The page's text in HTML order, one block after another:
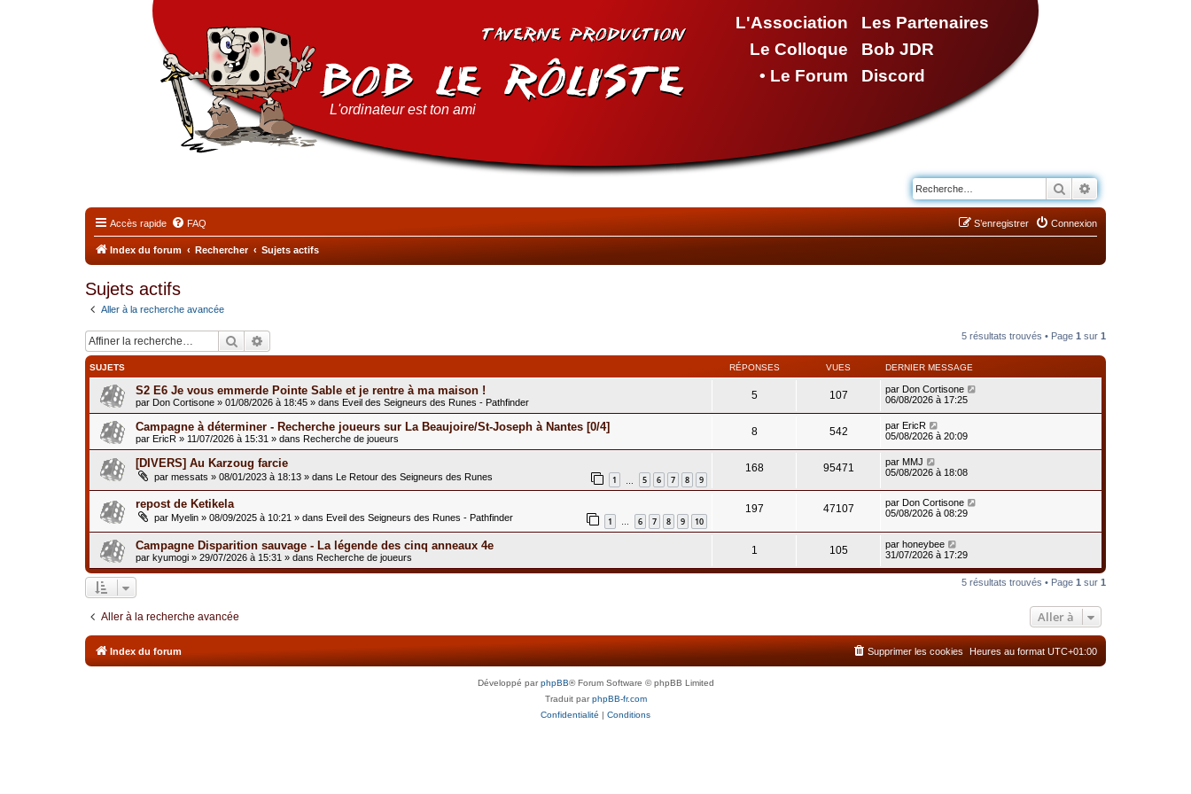
L'Association
Le Colloque
• Le Forum
Les Partenaires
Bob JDR
Discord
L'ordinateur est ton ami
Rechercher
Accès rapide FAQ Connexion
S’enregistrer
Index du forum Rechercher Sujets actifs
Sujets actifs
Aller à la recherche avancée
Rechercher 5 résultats trouvés • Page 1 sur 1
SUJETS RÉPONSES VUES DERNIER MESSAGE
S2 E6 Je vous emmerde Pointe Sable et je rentre à ma maison !
par Don Cortisone » 01/08/2026 à 18:45 » dans Eveil des Seigneurs des Runes - Pathfinder
5 107 par Don Cortisone
06/08/2026 à 17:25
Campagne à déterminer - Recherche joueurs sur La Beaujoire/St-Joseph à Nantes [0/4]
par EricR » 11/07/2026 à 15:31 » dans Recherche de joueurs
8 542 par EricR
05/08/2026 à 20:09
[DIVERS] Au Karzoug farcie
par messats » 08/01/2023 à 18:13 » dans Le Retour des Seigneurs des Runes 1 5 6 7 8 9
168 95471 par MMJ
05/08/2026 à 18:08
repost de Ketikela
par Myelin » 08/09/2025 à 10:21 » dans Eveil des Seigneurs des Runes - Pathfinder 1 … 6 7 8 9 10
197 47107 par Don Cortisone
05/08/2026 à 08:29
Campagne Disparition sauvage - La légende des cinq anneaux 4e
par kyumogi » 29/07/2026 à 15:31 » dans Recherche de joueurs
1 105 par honeybee
31/07/2026 à 17:29
5 résultats trouvés • Page 1 sur 1
Aller à la recherche avancée Aller à
Index du forum Heures au format UTC+01:00
Supprimer les cookies
Développé parphpBB® Forum Software © phpBB Limited
Traduit parphpBB-fr.com
Confidentialité | Conditions